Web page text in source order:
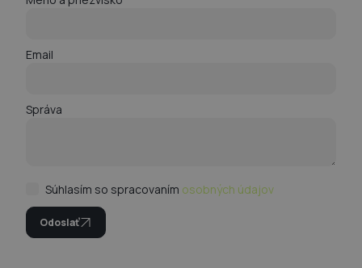
Email
Správa
Súhlasím so spracovaním osobných údajov
Odoslať